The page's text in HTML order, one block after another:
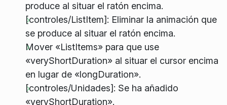
produce al situar el ratón encima.
[controles/ListItem]: Eliminar la animación que
se produce al situar el ratón encima.
Mover «ListItems» para que use
«veryShortDuration» al situar el cursor encima
en lugar de «longDuration».
[controles/Unidades]: Se ha añadido
«veryShortDuration».